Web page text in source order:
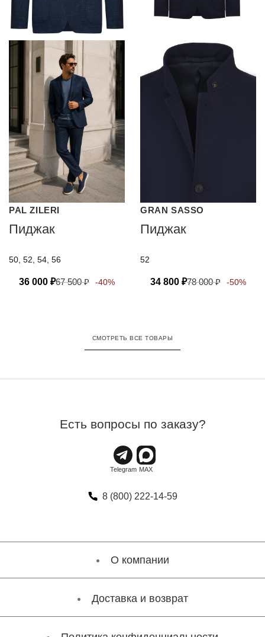
PAL ZILERI
Пиджак
50, 52, 54, 56
36 000 ₽67 500₽ -40%
GRAN SASSO
Пиджак
52
34 800 ₽78 000₽ -50%
СМОТРЕТЬ ВСЕ ТОВАРЫ
Есть вопросы по заказу?
8 (800) 222-14-59
О компании
Доставка и возврат